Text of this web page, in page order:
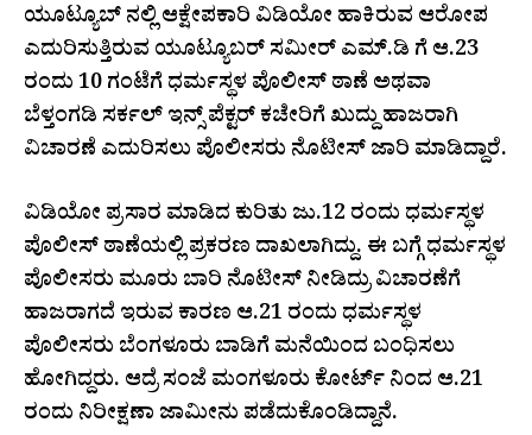
ಯೂಟ್ಯೂಬ್ ನಲ್ಲಿ ಆಕ್ಷೇಪಕಾರಿ ವಿಡಿಯೋ ಹಾಕಿರುವ ಆರೋಪ
ಎದುರಿಸುತ್ತಿರುವ ಯೂಟ್ಯೂಬರ್ ಸಮೀರ್ ಎಮ್.ಡಿ ಗೆ ಆ.23
ರಂದು 10 ಗಂಟೆಗೆ ಧರ್ಮಸ್ಥಳ ಪೊಲೀಸ್ ಠಾಣೆ ಅಥವಾ
ಬೆಳ್ತಂಗಡಿ ಸರ್ಕಲ್‌ ಇನ್ಸ್ ಪೆಕ್ಟರ್ ಕಚೇರಿಗೆ ಖುದ್ದು ಹಾಜರಾಗಿ
ವಿಚಾರಣೆ ಎದುರಿಸಲು ಪೊಲೀಸರು ನೊಟೀಸ್ ಜಾರಿ ಮಾಡಿದ್ದಾರೆ.
ವಿಡಿಯೋ ಪ್ರಸಾರ ಮಾಡಿದ ಕುರಿತು ಜು.12 ರಂದು ಧರ್ಮಸ್ಥಳ
ಪೊಲೀಸ್ ಠಾಣೆಯಲ್ಲಿ ಪ್ರಕರಣ ದಾಖಲಾಗಿದ್ದು. ಈ ಬಗ್ಗೆ ಧರ್ಮಸ್ಥಳ
ಪೊಲೀಸರು ಮೂರು ಬಾರಿ ನೊಟೀಸ್ ನೀಡಿದ್ರು ವಿಚಾರಣೆಗೆ
ಹಾಜರಾಗದೆ ಇರುವ ಕಾರಣ ಆ.21 ರಂದು ಧರ್ಮಸ್ಥಳ
ಪೊಲೀಸರು ಬೆಂಗಳೂರು ಬಾಡಿಗೆ ಮನೆಯಿಂದ ಬಂಧಿಸಲು
ಹೋಗಿದ್ದರು. ಆದ್ರೆ ಸಂಜೆ ಮಂಗಳೂರು ಕೋರ್ಟ್ ನಿಂದ ಆ.21
ರಂದು ನಿರೀಕ್ಷಣಾ ಜಾಮೀನು ಪಡೆದುಕೊಂಡಿದ್ದಾನೆ.